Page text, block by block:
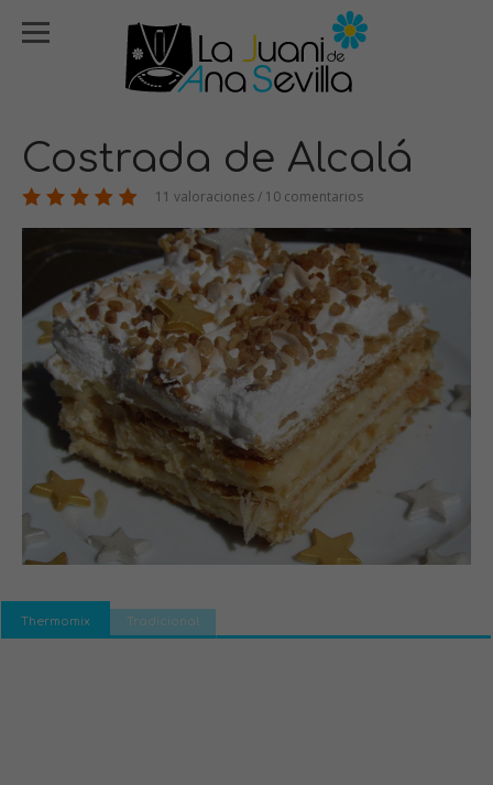
Costrada de Alcalá
11 valoraciones / 10 comentarios
Thermomix Tradicional